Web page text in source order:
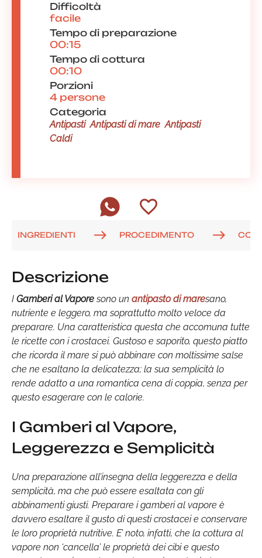
Difficoltà
facile
Tempo di preparazione
00:15
Tempo di cottura
00:10
Porzioni
4 persone
Categoria
Antipasti Antipasti di mare Antipasti
Caldi
INGREDIENTI PROCEDIMENTO
Descrizione
I Gamberi al Vaporesono un antipasto di maresano,
nutriente e leggero, ma soprattutto molto veloce da
preparare. Una caratteristica questa che accomuna tutte
le ricette con i crostacei. Gustoso e saporito, questo piatto
che ricorda il mare si può abbinare con moltissime salse
che ne esaltano la delicatezza; la sua semplicità lo
rende adatto a una romantica cena di coppia, senza per
questo esagerare con le calorie.
I Gamberi al Vapore,
Leggerezza e Semplicità
Una preparazione all’insegna della leggerezza e della
semplicità, ma che può essere esaltata con gli
abbinamenti giusti. Preparare i gamberi al vapore è
davvero esaltare il gusto di questi crostacei e conservare
le loro proprietà nutritive. E’ noto, infatti, che la cottura al
vapore non ‘cancella’ le proprietà dei cibi e questo